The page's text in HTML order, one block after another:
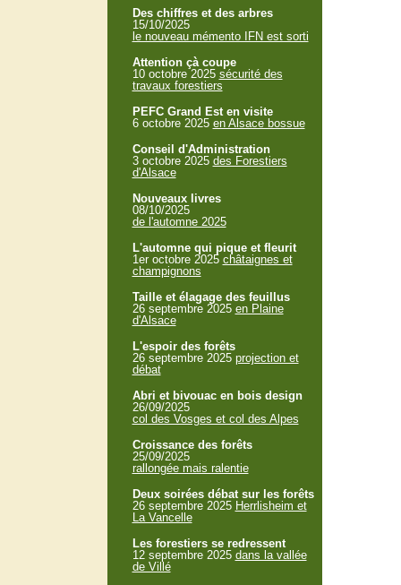
Des chiffres et des arbres
15/10/2025
le nouveau mémento IFN est sorti
Attention çà coupe
10 octobre 2025 sécurité des
travaux forestiers
PEFC Grand Est en visite
6 octobre 2025 en Alsace bossue
Conseil d'Administration
3 octobre 2025 des Forestiers
d'Alsace
Nouveaux livres
08/10/2025
de l'automne 2025
L'automne qui pique et fleurit
1er octobre 2025 châtaignes et
champignons
Taille et élagage des feuillus
26 septembre 2025 en Plaine
d'Alsace
L'espoir des forêts
26 septembre 2025 projection et
débat
Abri et bivouac en bois design
26/09/2025
col des Vosges et col des Alpes
Croissance des forêts
25/09/2025
rallongée mais ralentie
Deux soirées débat sur les forêts
26 septembre 2025 Herrlisheim et
La Vancelle
Les forestiers se redressent
12 septembre 2025 dans la vallée
de Villé